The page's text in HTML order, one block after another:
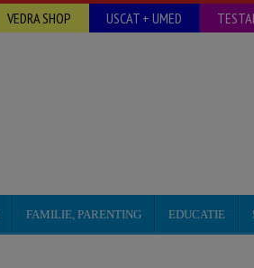
VEDRA SHOP USCAT + UMED
FAMILIE, PARENTING EDUCATIE